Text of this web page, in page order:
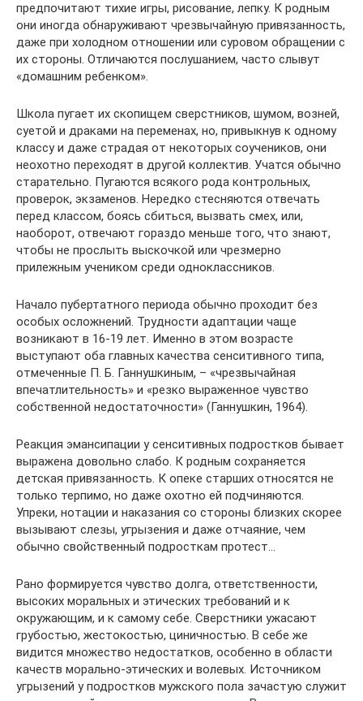
предпочитают тихие игры, рисование, лепку. К родным
они иногда обнаруживают чрезвычайную привязанность,
даже при холодном отношении или суровом обращении с
их стороны. Отличаются послушанием, часто слывут
«домашним ребенком».
Школа пугает их скопищем сверстников, шумом, возней,
суетой и драками на переменах, но, привыкнув к одному
классу и даже страдая от некоторых соучеников, они
неохотно переходят в другой коллектив. Учатся обычно
старательно. Пугаются всякого рода контрольных,
проверок, экзаменов. Нередко стесняются отвечать
перед классом, боясь сбиться, вызвать смех, или,
наоборот, отвечают гораздо меньше того, что знают,
чтобы не прослыть выскочкой или чрезмерно
прилежным учеником среди одноклассников.
Начало пубертатного периода обычно проходит без
особых осложнений. Трудности адаптации чаще
возникают в 16-19 лет. Именно в этом возрасте
выступают оба главных качества сенситивного типа,
отмеченные П. Б. Ганнушкиным, – «чрезвычайная
впечатлительность» и «резко выраженное чувство
собственной недостаточности» (Ганнушкин, 1964).
Реакция эмансипации у сенситивных подростков бывает
выражена довольно слабо. К родным сохраняется
детская привязанность. К опеке старших относятся не
только терпимо, но даже охотно ей подчиняются.
Упреки, нотации и наказания со стороны близких скорее
вызывают слезы, угрызения и даже отчаяние, чем
обычно свойственный подросткам протест…
Рано формируется чувство долга, ответственности,
высоких моральных и этических требований и к
окружающим, и к самому себе. Сверстники ужасают
грубостью, жестокостью, циничностью. В себе же
видится множество недостатков, особенно в области
качеств морально-этических и волевых. Источником
угрызений у подростков мужского пола зачастую служит